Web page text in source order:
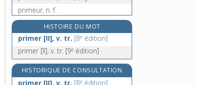
primeur, n. f.
primevère [I], n. f.
primevère [II], n. m.[7eédition]
primi-, préf.
primicériat, n. m.[7eédition]
primicier, n. m.
HISTOIRE DU MOT
primer [II], v. tr. [8e édition]
primer [II], v. tr. [9e édition]
HISTORIQUE DE CONSULTATION
primer [II], v. tr. [8e édition]